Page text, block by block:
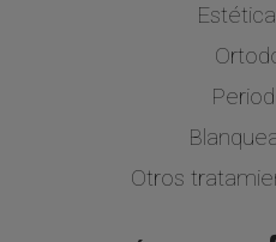
Otros